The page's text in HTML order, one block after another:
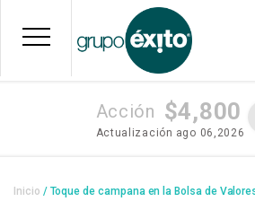
contenido
Acción $4,800
Actualización ago 06,2026
Sobrescribir
Inicio Toque de campana en la Bolsa de